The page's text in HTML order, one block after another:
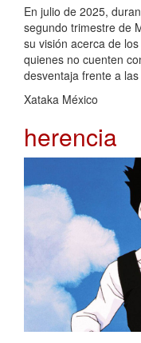
En julio de 2025,
segundo trimestre de
su visión acerca de
quienes no cuenten
desventaja frente a
Xataka México
herencia